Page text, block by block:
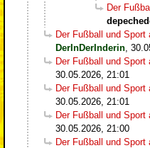
Der
Der Fußball und
DerInDerInderin
Der Fußball und
30.05.2026, 21:01
Der Fußball und
30.05.2026, 21:01
Der Fußball und
30.05.2026, 21:00
Der Fußball und